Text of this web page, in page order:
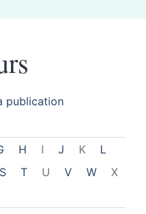
publication
H I J K
L
S T U V W
X